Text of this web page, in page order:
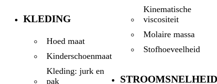
KLEDING
Hoed maat
Kinderschoenmaat
Kleding: jurk en
pak
Kinematische
viscositeit
Molaire massa
Stofhoeveelheid
STROOMSNELHEID